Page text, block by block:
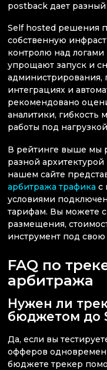
postback дает
Self hosted решения
собственную
контролю над
упрощают запуск и
администрирования,
интеграциях и
рекомендовано
аналитики, гибкость
работы под
В рейтинге выше мы
разной
нашем сайте
арбитража трафика с
условиями
тарифам. Вы можете
размещения,
инструмент под свою
FAQ по
арбитража
Нужен ли
бюджетом до
Да, если вы
офферов
бюджете трекер